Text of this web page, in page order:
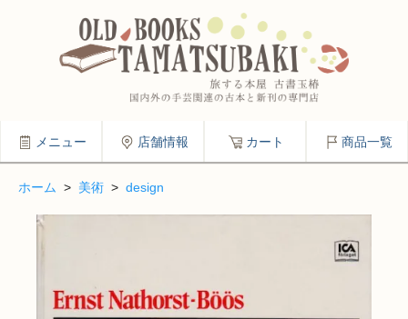
メニュー 店舗情報 カート 商品一覧
ホーム > 美術 > design